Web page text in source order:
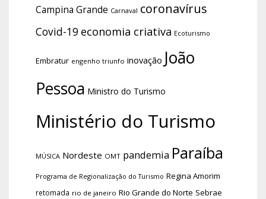
Campina Grande Carnaval coronavírus
Covid-19 economia criativa Ecoturismo
Embratur engenho triunfo inovação João
Pessoa Ministro do Turismo
Ministério do Turismo
MÚSICA Nordeste OMT pandemia Paraíba
Programa de Regionalização do Turismo Regina Amorim
retomada rio de janeiro Rio Grande do Norte Sebrae